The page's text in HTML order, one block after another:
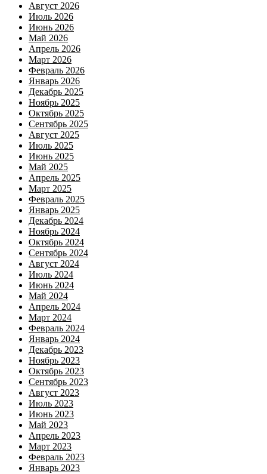
Август 2026
Июль 2026
Июнь 2026
Май 2026
Апрель 2026
Март 2026
Февраль 2026
Январь 2026
Декабрь 2025
Ноябрь 2025
Октябрь 2025
Сентябрь 2025
Август 2025
Июль 2025
Июнь 2025
Май 2025
Апрель 2025
Март 2025
Февраль 2025
Январь 2025
Декабрь 2024
Ноябрь 2024
Октябрь 2024
Сентябрь 2024
Август 2024
Июль 2024
Июнь 2024
Май 2024
Апрель 2024
Март 2024
Февраль 2024
Январь 2024
Декабрь 2023
Ноябрь 2023
Октябрь 2023
Сентябрь 2023
Август 2023
Июль 2023
Июнь 2023
Май 2023
Апрель 2023
Март 2023
Февраль 2023
Январь 2023